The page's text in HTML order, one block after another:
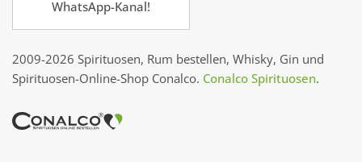
WhatsApp-Kanal!
2009-2026 Spirituosen, Rum bestellen, Whisky, Gin und
Spirituosen-Online-Shop Conalco. Conalco Spirituosen.